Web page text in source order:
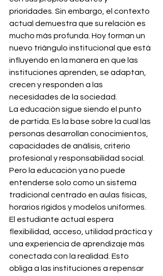
prioridades. Sin embargo, el contexto
actual demuestra que su relación es
mucho más profunda. Hoy forman un
nuevo triángulo institucional que está
influyendo en la manera en que las
instituciones aprenden, se adaptan,
crecen y responden a las
necesidades de la sociedad.
La educación sigue siendo el punto
de partida. Es la base sobre la cual las
personas desarrollan conocimientos,
capacidades de análisis, criterio
profesional y responsabilidad social.
Pero la educación ya no puede
entenderse solo como un sistema
tradicional centrado en aulas físicas,
horarios rígidos y modelos uniformes.
El estudiante actual espera
flexibilidad, acceso, utilidad práctica y
una experiencia de aprendizaje más
conectada con la realidad. Esto
obliga a las instituciones a repensar